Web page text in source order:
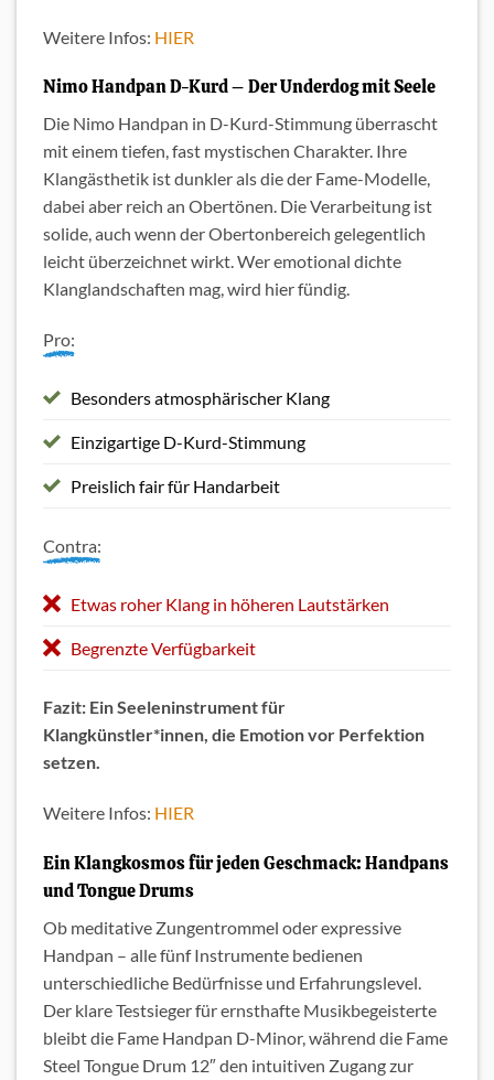
Weitere Infos: HIER
Nimo Handpan D-Kurd – Der Underdog mit Seele
Die Nimo Handpan in D-Kurd-Stimmung überrascht
mit einem tiefen, fast mystischen Charakter. Ihre
Klangästhetik ist dunkler als die der Fame-Modelle,
dabei aber reich an Obertönen. Die Verarbeitung ist
solide, auch wenn der Obertonbereich gelegentlich
leicht überzeichnet wirkt. Wer emotional dichte
Klanglandschaften mag, wird hier fündig.
Pro:
Besonders atmosphärischer Klang
Einzigartige D-Kurd-Stimmung
Preislich fair für Handarbeit
Contra:
Etwas roher Klang in höheren Lautstärken
Begrenzte Verfügbarkeit
Fazit: Ein Seeleninstrument für
Klangkünstler*innen, die Emotion vor Perfektion
setzen.
Weitere Infos: HIER
Ein Klangkosmos für jeden Geschmack: Handpans
und Tongue Drums
Ob meditative Zungentrommel oder expressive
Handpan – alle fünf Instrumente bedienen
unterschiedliche Bedürfnisse und Erfahrungslevel.
Der klare Testsieger für ernsthafte Musikbegeisterte
bleibt die Fame Handpan D-Minor, während die Fame
Steel Tongue Drum 12″ den intuitiven Zugang zur